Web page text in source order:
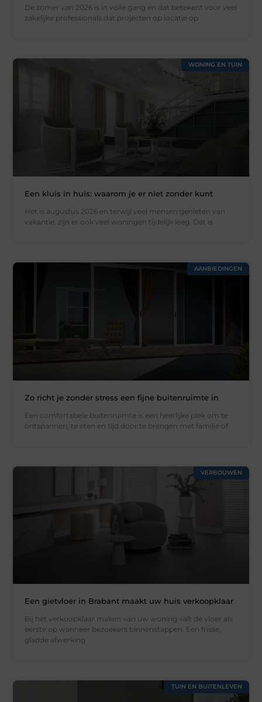
De zomer van 2026 is in volle gang en dat betekent voor veel
zakelijke professionals dat projecten op locatie op
WONING EN TUIN
Een kluis in huis: waarom je er niet zonder kunt
Het is augustus 2026 en terwijl veel mensen genieten van
vakantie, zijn er ook veel woningen tijdelijk leeg. Dat is
AANBIEDINGEN
Zo richt je zonder stress een fijne buitenruimte in
Een comfortabele buitenruimte is een heerlijke plek om te
ontspannen, te eten en tijd door te brengen met familie of
VERBOUWEN
Een gietvloer in Brabant maakt uw huis verkoopklaar
Bij het verkoopklaar maken van uw woning valt de vloer als
eerste op wanneer bezoekers binnenstappen. Een frisse,
gladde afwerking
TUIN EN BUITENLEVEN